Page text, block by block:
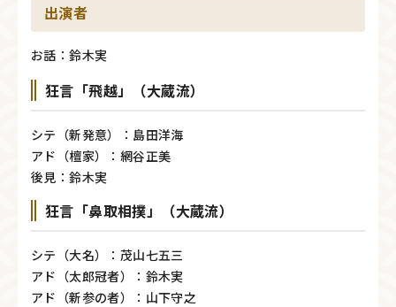
出演者
お話：鈴木実
狂言「飛越」（大蔵流）
シテ（新発意）：島田洋海
アド（檀家）：網谷正美
後見：鈴木実
狂言「鼻取相撲」（大蔵流）
シテ（大名）：茂山七五三
アド（太郎冠者）：鈴木実
アド（新参の者）：山下守之